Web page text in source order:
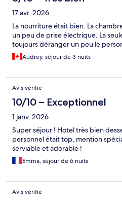
17 avr. 2026
La nourriture était bien. La
un peu de prise électrique. La
toujours déranger un peu le
Audrey, séjour de 3 nuits
Avis vérifié
10/10 – Exceptionnel
1 janv. 2026
Super séjour ! Hotel très bien
personnel était top, mention
serviable et adorable !
Emma, séjour de 6 nuits
Avis vérifié